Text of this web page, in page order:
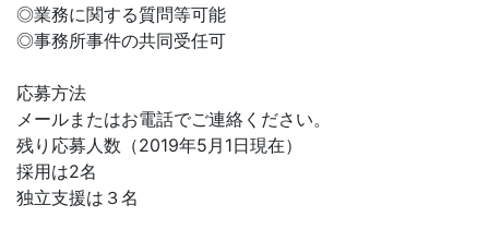
◎業務に関する質問等可能
◎事務所事件の共同受任可
応募方法
メールまたはお電話でご連絡ください。
残り応募人数（2019年5月1日現在）
採用は2名
独立支援は３名